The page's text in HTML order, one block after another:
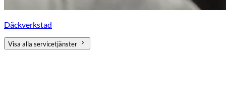
Däckverkstad
Visa alla servicetjänster